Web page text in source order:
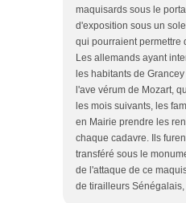
maquisards sous le
d'exposition sous un
qui pourraient permettre
Les allemands ayant
les habitants de
l'ave vérum de Mozart,
les mois suivants, les
en Mairie prendre les
chaque cadavre. Ils
transféré sous le
de l'attaque de ce
de tirailleurs